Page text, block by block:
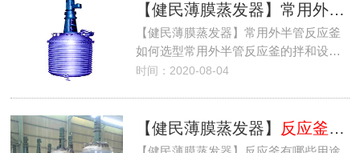
【健民薄膜蒸发器】常用外半管
【健民薄膜蒸发器】常用外半管反应釜
如何选型常用外半管反应釜的拌和设…
时间：2020-08-04
【健民薄膜蒸发器】 反应釜有